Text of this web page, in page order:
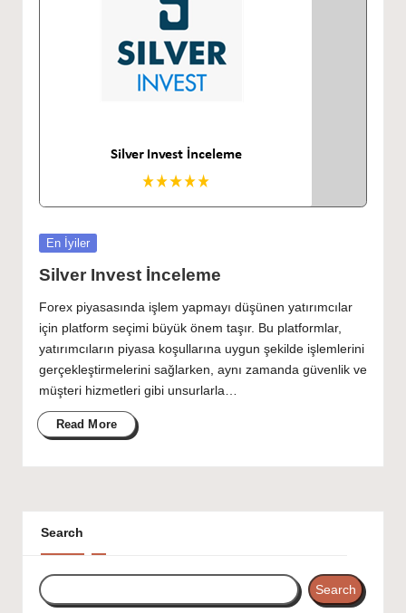
Posted
En İyiler
Silver Invest İnceleme
Forex piyasasında işlem yapmayı düşünen yatırımcılar
için platform seçimi büyük önem taşır. Bu platformlar,
yatırımcıların piyasa koşullarına uygun şekilde işlemlerini
gerçekleştirmelerini sağlarken, aynı zamanda güvenlik ve
müşteri hizmetleri gibi unsurlarla…
Read More
Search
Search